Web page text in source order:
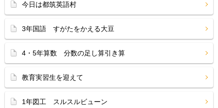
今日は都筑英語村
3年国語 すがたをかえる大豆
4・5年算数 分数の足し算引き算
教育実習生を迎えて
1年図工 スルスルビューン